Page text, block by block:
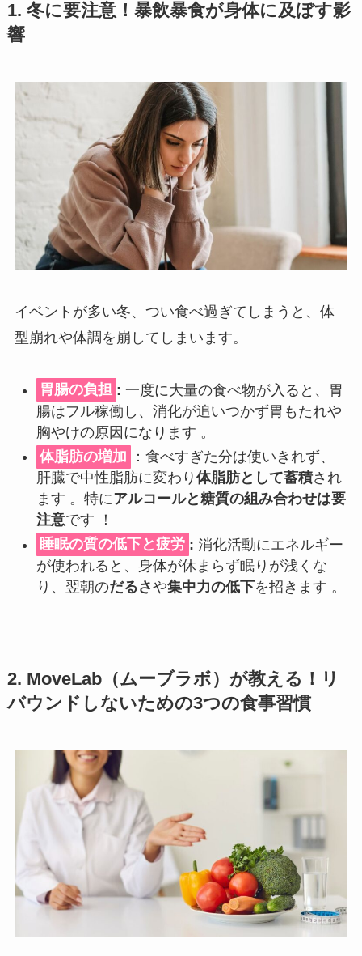
1. 冬に要注意！ 暴飲暴食が身体に及ぼす影
響
イベントが多い冬、つい食べ過ぎてしまうと、体
型崩れや体調を崩してしまいます。
胃腸の負担 : 一度に大量の食べ物が入ると、胃
腸はフル稼働し、消化が追いつかず胃もたれや
胸やけの原因になります 。
体脂肪の増加
：食べすぎた分は使いきれず、
肝臓で中性脂肪に変わり 体脂肪として蓄積され
ます 。特にアルコールと糖質の組み合わせは要
注意です ！
睡眠の質の低下と疲労 : 消化活動にエネルギー
が使われると、身体が休まらず眠りが浅くな
り、翌朝のだるさや集中力の低下を招きます 。
2. MoveLab（ムーブラボ）が教える！ リ
バウンドしないための3つの食事習慣